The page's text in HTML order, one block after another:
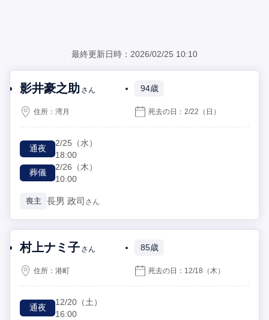
最終更新日時：2026/02/25 10:10
影井豪之助 さん 94歳
住所：湾月 死去の日：2/22 （日）
通夜
2/25 （水）
18:00
葬儀
2/26 （木）
10:00
喪主 長男 政司 さん
村上ナミ子 さん 85歳
住所：港町 死去の日： 12/18 （木）
通夜
12/20 （土）
16:00